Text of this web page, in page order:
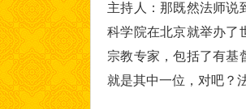
主持人：那既然法师说
科学院在北京就举办了
宗教专家，包括了有基
就是其中一位，对吧？